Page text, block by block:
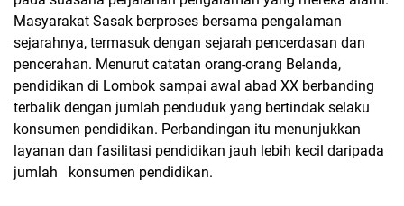
Masyarakat Sasak berproses bersama pengalaman
sejarahnya, termasuk dengan sejarah pencerdasan dan
pencerahan. Menurut catatan orang-orang Belanda,
pendidikan di Lombok sampai awal abad XX berbanding
terbalik dengan jumlah penduduk yang bertindak selaku
konsumen pendidikan. Perbandingan itu menunjukkan
layanan dan fasilitasi pendidikan jauh lebih kecil daripada
jumlah konsumen pendidikan.